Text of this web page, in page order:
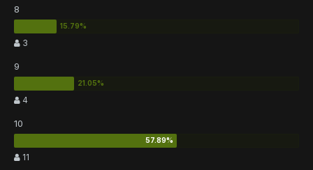
8
3
9
4
10
11